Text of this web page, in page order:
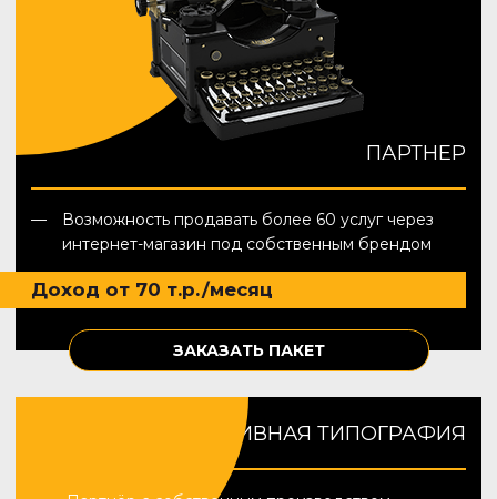
ПАРТНЕР
Возможность продавать более 60 услуг через
интернет-магазин под собственным брендом
Доход от 70 т.р./месяц
ЗАКАЗАТЬ ПАКЕТ
ОПЕРАТИВНАЯ ТИПОГРАФИЯ